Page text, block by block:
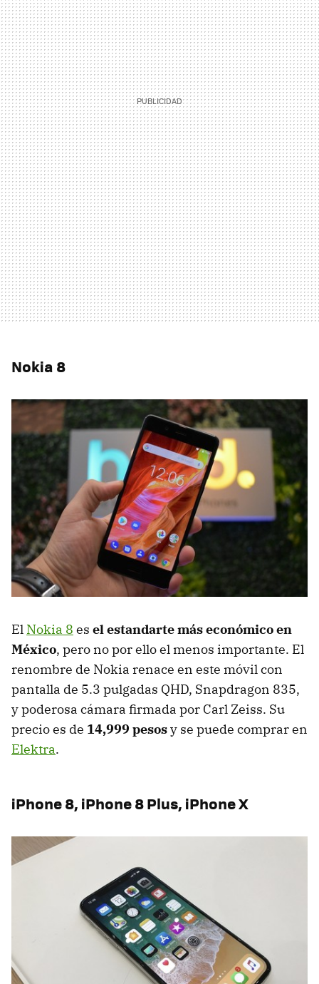
Nokia 8
El Nokia 8 es el estandarte más económico en
México, pero no por ello el menos importante. El
renombre de Nokia renace en este móvil con
pantalla de 5.3 pulgadas QHD, Snapdragon 835,
y poderosa cámara firmada por Carl Zeiss. Su
precio es de 14,999 pesosy se puede comprar en
Elektra.
iPhone 8, iPhone 8 Plus, iPhone X